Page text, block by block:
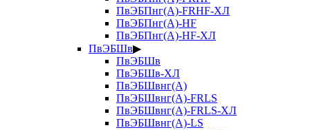
ПвЭБПнг(А)-FRHF-ХЛ
ПвЭБПнг(А)-HF
ПвЭБПнг(А)-HF-ХЛ
ПвЭБШв▶
ПвЭБШв
ПвЭБШв-ХЛ
ПвЭБШвнг(А)
ПвЭБШвнг(А)-FRLS
ПвЭБШвнг(А)-FRLS-ХЛ
ПвЭБШвнг(А)-LS